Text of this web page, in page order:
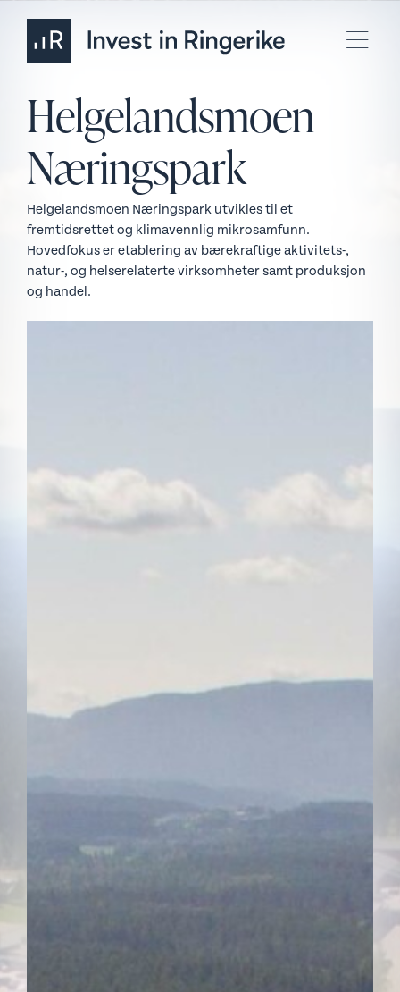
Helgelandsmoen
Næringspark
Helgelandsmoen Næringspark utvikles til et
fremtidsrettet og klimavennlig mikrosamfunn.
Hovedfokus er etablering av bærekraftige aktivitets-,
natur-, og helserelaterte virksomheter samt produksjon
og handel.